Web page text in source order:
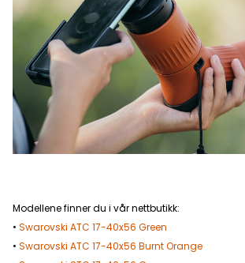
Modellene finner du i vår nettbutikk:
• Swarovski ATC 17-40x56 Green
• Swarovski ATC 17-40x56 Burnt Orange